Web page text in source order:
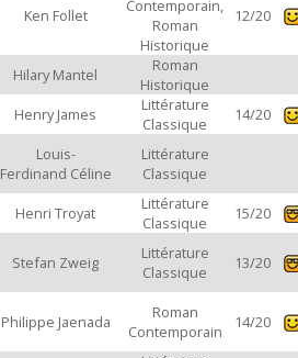
Ken Follet
Contemporain,
Roman
Historique
12/20
Hilary Mantel
Roman
Historique
Henry James
Littérature
Classique
14/20
Louis-
Ferdinand Céline
Littérature
Classique
Henri Troyat
Littérature
Classique
15/20
Stefan Zweig
Littérature
Classique
13/20
Philippe Jaenada
Roman
Contemporain
14/20